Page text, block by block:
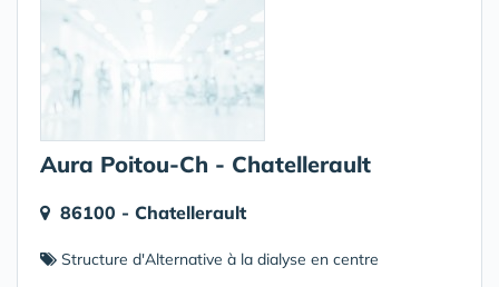
Aura Poitou-Ch - Chatellerault
86100 - Chatellerault
Structure d'Alternative à la dialyse en centre